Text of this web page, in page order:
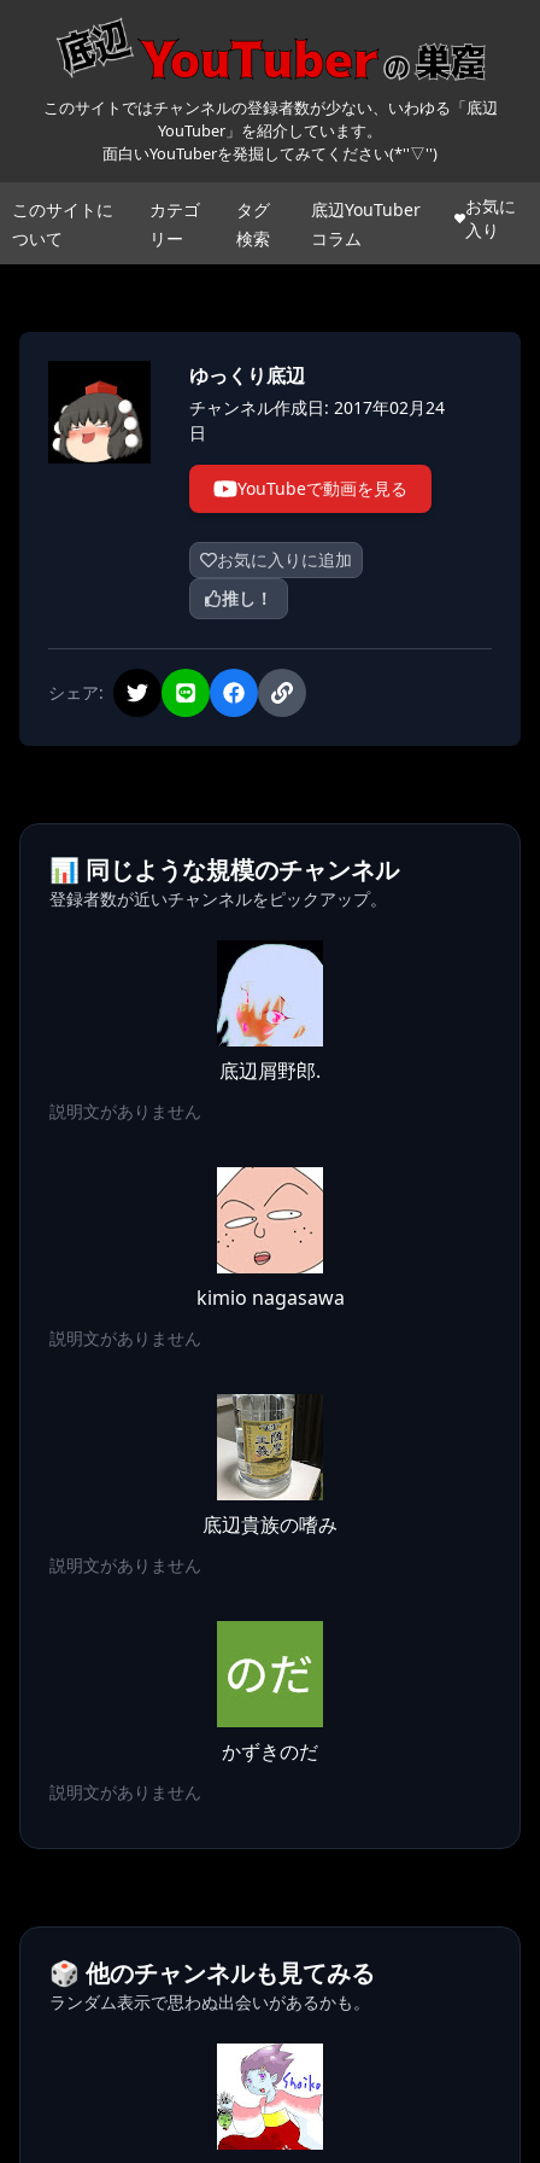
このサイトではチャンネルの登録者数が少ない、いわゆる「底辺
YouTuber」を紹介しています。
面白いYouTuberを発掘してみてください(*''▽'')
このサイトに
ついて
カテゴ
リー
タグ
検索
底辺YouTuber
コラム
お気に
入り
ゆっくり底辺
チャンネル作成日: 2017年02月24
日
YouTubeで動画を見る
お気に入りに追加
推し！
シェア:
📊 同じような規模のチャンネル
登録者数が近いチャンネルをピックアップ。
底辺屑野郎.
説明文がありません
kimio nagasawa
説明文がありません
底辺貴族の嗜み
説明文がありません
かずきのだ
説明文がありません
🎲 他のチャンネルも見てみる
ランダム表示で思わぬ出会いがあるかも。